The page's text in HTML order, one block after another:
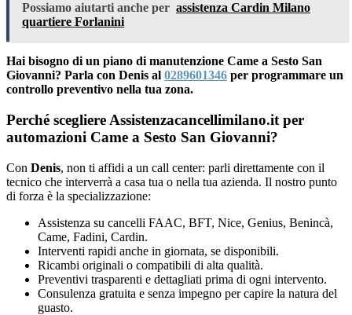
Possiamo aiutarti anche per assistenza Cardin Milano
quartiere Forlanini
Hai bisogno di un piano di manutenzione Came a Sesto San
Giovanni? Parla con Denis al 0289601346 per programmare un
controllo preventivo nella tua zona.
Perché scegliere Assistenzacancellimilano.it per
automazioni Came a Sesto San Giovanni?
Con Denis, non ti affidi a un call center: parli direttamente con il
tecnico che interverrà a casa tua o nella tua azienda. Il nostro punto
di forza è la specializzazione:
Assistenza su cancelli FAAC, BFT, Nice, Genius, Benincà,
Came, Fadini, Cardin.
Interventi rapidi anche in giornata, se disponibili.
Ricambi originali o compatibili di alta qualità.
Preventivi trasparenti e dettagliati prima di ogni intervento.
Consulenza gratuita e senza impegno per capire la natura del
guasto.